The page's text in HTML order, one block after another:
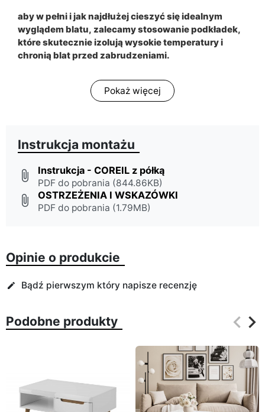
aby w pełni i jak najdłużej cieszyć się idealnym
wyglądem blatu, zalecamy stosowanie podkładek,
które skutecznie izolują wysokie temperatury i
chronią blat przed zabrudzeniami.
Pokaż więcej
Instrukcja montażu
attach_file Instrukcja - COREIL z półką
PDF do pobrania (844.86KB)
attach_file OSTRZEŻENIA I WSKAZÓWKI
PDF do pobrania (1.79MB)
Opinie o produkcie
edit Bądź pierwszym który napisze recenzję
Podobne produkty keyboard_arrow_left
keyboard_arrow_right